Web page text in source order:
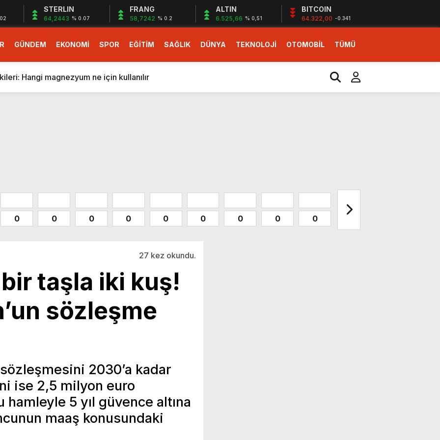
STERLIN
64,2443 % 0.07
FRANG
58,7242 % 0.2
ALTIN
6.525,66 % 0,51
BITCOIN
64.322,00 -0.341
GÜNDEM EKONOMİ SPOR EĞİTİM SAĞLIK DÜNYA TEKNOLOJİ OTOMOBİL TÜMÜ
dev teklif
gelecek yeni özellikler belli oldu
Hangi magnezyum ne için kullanılır
başlıyor
gelecek yeni özellikler belli oldu
0 0 0 0 0 0 0 0 0
27 kez okundu.
taşla iki kuş!
sözleşme
2030’a kadar
ise 2,5 milyon euro
hamleyle 5 yıl güvence altına
maaş konusundaki